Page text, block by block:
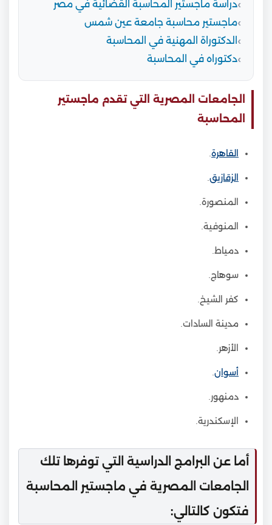
دراسة ماجستير المحاسبة القضائية في مصر
ماجستير محاسبة جامعة عين شمس
الدكتوراة المهنية في المحاسبة
دكتوراه في المحاسبة
الجامعات المصرية التي تقدم ماجستير
المحاسبة
القاهرة
الزقازيق
المنصورة.
المنوفية.
دمياط.
سوهاج.
كفر الشيخ.
مدينة السادات.
الأزهر.
أسوان
دمنهور.
الإسكندرية.
أما عن البرامج الدراسية التي توفرها تلك
الجامعات المصرية في ماجستير المحاسبة
فتكون كالتالي: